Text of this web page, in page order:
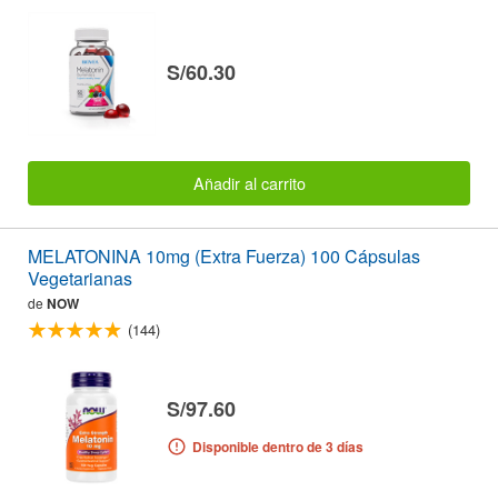
S/60.30
Añadir al carrito
MELATONINA 10mg (Extra Fuerza) 100 Cápsulas
Vegetarianas
de NOW
(144)
S/97.60
Disponible dentro de 3 días